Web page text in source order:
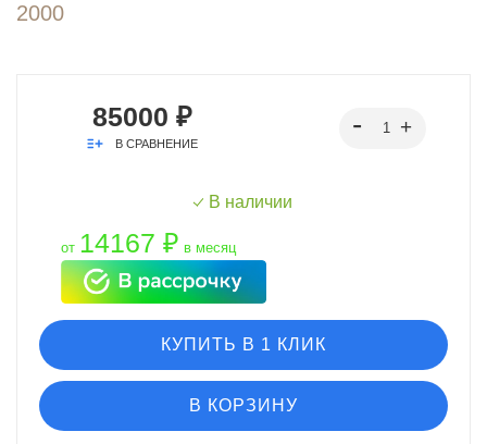
2000
85000 ₽
В СРАВНЕНИЕ
В наличии
от 14167 ₽ в месяц
КУПИТЬ В 1 КЛИК
В КОРЗИНУ